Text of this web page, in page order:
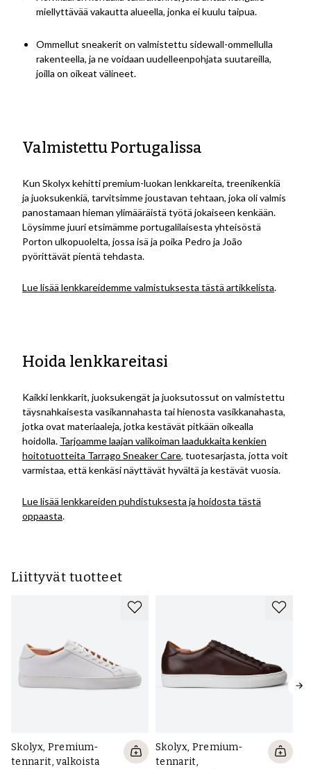
miellyttävää vakautta alueella, jonka ei kuulu taipua.
Ommellut sneakerit on valmistettu sidewall-ommellulla
rakenteella, ja ne voidaan uudelleenpohjata suutareilla,
joilla on oikeat välineet.
Valmistettu Portugalissa
Kun Skolyx kehitti premium-luokan lenkkareita, treenikenkiä
ja juoksukenkiä, tarvitsimme joustavan tehtaan, joka oli valmis
panostamaan hieman ylimääräistä työtä jokaiseen kenkään.
Löysimme juuri etsimämme portugalilaisesta yhteisöstä
Porton ulkopuolelta, jossa isä ja poika Pedro ja João
pyörittävät pientä tehdasta.
Lue lisää lenkkareidemme valmistuksesta tästä artikkelista.
Hoida lenkkareitasi
Kaikki lenkkarit, juoksukengät ja juoksutossut on valmistettu
täysnahkaisesta vasikannahasta tai hienosta vasikkanahasta,
jotka ovat materiaaleja, jotka kestävät pitkään oikealla
hoidolla. Tarjoamme laajan valikoiman laadukkaita kenkien
hoitotuotteita Tarrago Sneaker Care, tuotesarjasta, jotta voit
varmistaa, että kenkäsi näyttävät hyvältä ja kestävät vuosia.
Lue lisää lenkkareiden puhdistuksesta ja hoidosta tästä
oppaasta.
Liittyvät tuotteet
Skolyx, Premium-
tennarit, valkoista
Skolyx, Premium-
tennarit,